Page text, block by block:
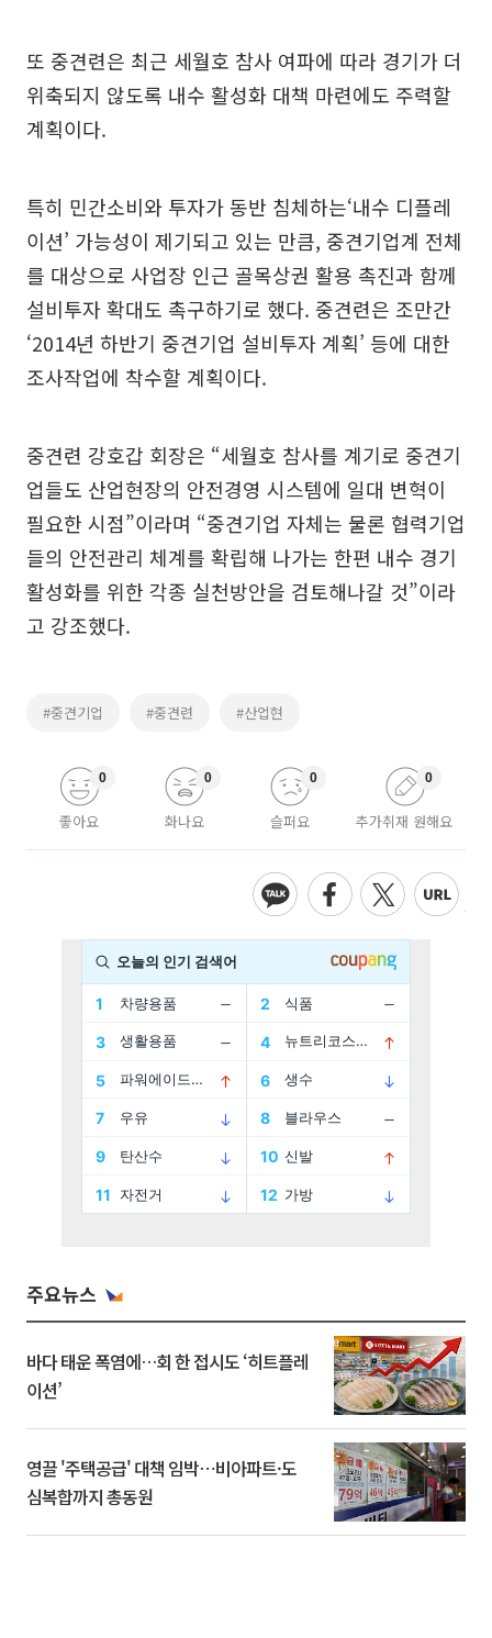
또 중견련은 최근 세월호 참사 여파에 따라 경기가 더
위축되지 않도록 내수 활성화 대책 마련에도 주력할
계획이다.
특히 민간소비와 투자가 동반 침체하는‘내수 디플레
이션’ 가능성이 제기되고 있는 만큼, 중견기업계 전체
를 대상으로 사업장 인근 골목상권 활용 촉진과 함께
설비투자 확대도 촉구하기로 했다. 중견련은 조만간
‘2014년 하반기 중견기업 설비투자 계획’ 등에 대한
조사작업에 착수할 계획이다.
중견련 강호갑 회장은 “세월호 참사를 계기로 중견기
업들도 산업현장의 안전경영 시스템에 일대 변혁이
필요한 시점”이라며 “중견기업 자체는 물론 협력기업
들의 안전관리 체계를 확립해 나가는 한편 내수 경기
활성화를 위한 각종 실천방안을 검토해나갈 것”이라
고 강조했다.
#중견기업 #중견련 #산업현
좋아요
0
화나요
0
슬퍼요
0
추가취재 원해요
0
주요뉴스
바다 태운 폭염에…회 한 접시도 ‘히트플레
이션’
영끌 '주택공급' 대책 임박⋯비아파트·도
심복합까지 총동원